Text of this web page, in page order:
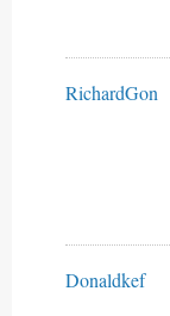
RichardGon
Donaldkef